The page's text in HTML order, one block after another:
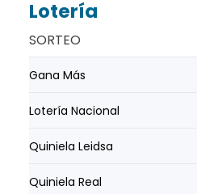
Lotería
SORTEO
Gana Más
Lotería Nacional
Quiniela Leidsa
Quiniela Real